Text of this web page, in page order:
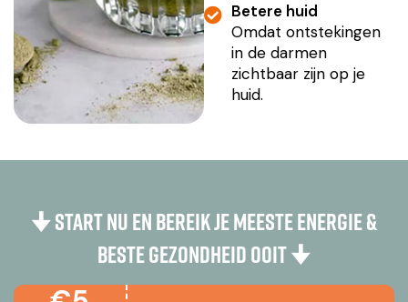
Betere huid
Omdat ontstekingen
in de darmen
zichtbaar zijn op je
huid.
🠋 START NU EN BEREIK JE MEESTE ENERGIE &
BESTE GEZONDHEID OOIT 🠋